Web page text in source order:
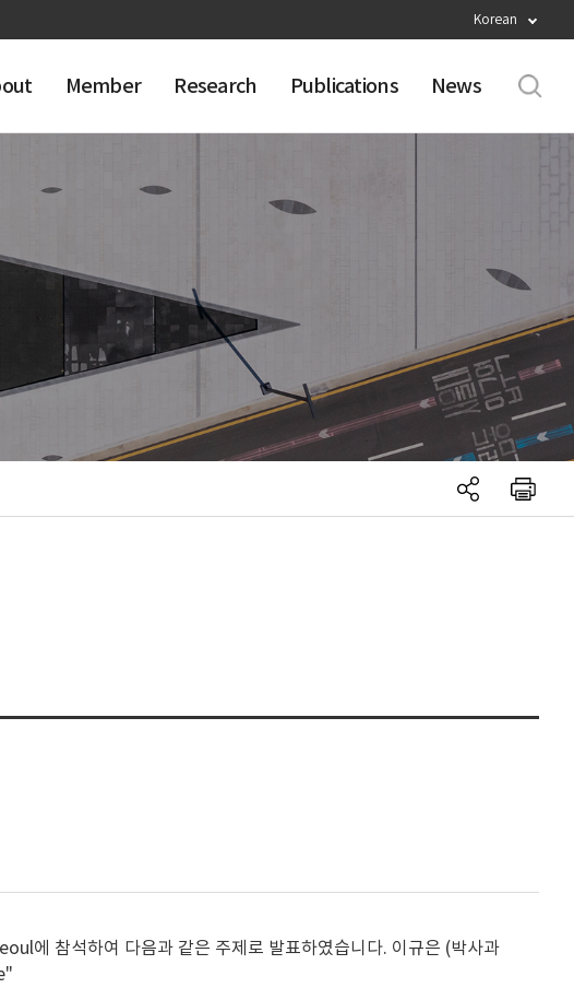
Korean
Member Research Publications News
에 참석하여 다음과 같은 주제로 발표하였습니다. 이규은 (박사과